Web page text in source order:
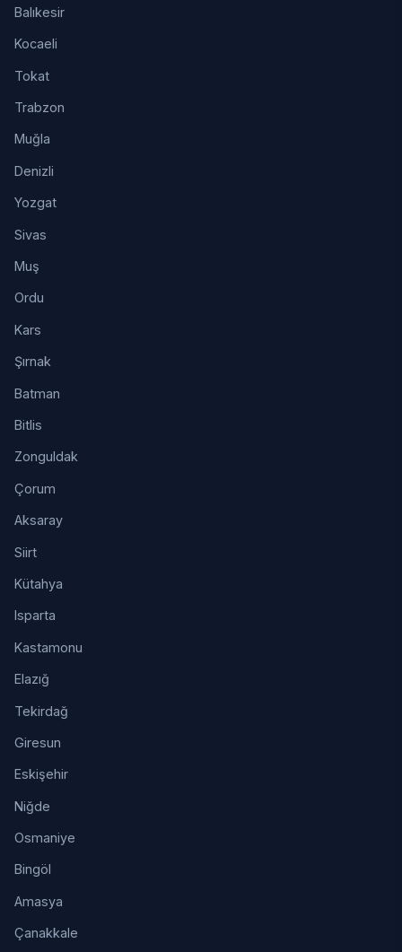
Balıkesir
Kocaeli
Tokat
Trabzon
Muğla
Denizli
Yozgat
Sivas
Muş
Ordu
Kars
Şırnak
Batman
Bitlis
Zonguldak
Çorum
Aksaray
Siirt
Kütahya
Isparta
Kastamonu
Elazığ
Tekirdağ
Giresun
Eskişehir
Niğde
Osmaniye
Bingöl
Amasya
Çanakkale